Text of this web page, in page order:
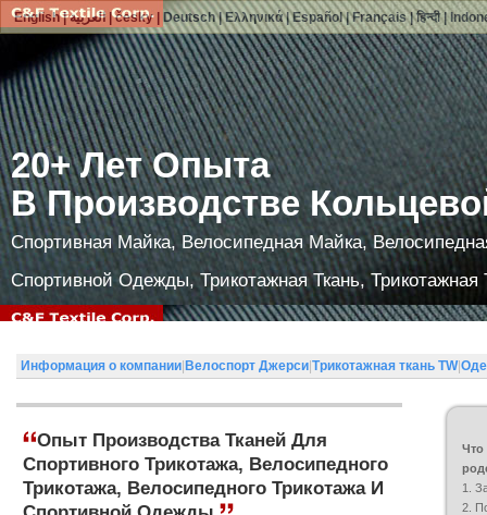
20+ Лет Опыта
В Производстве
Спортивная Майка, Велосипедная Майка,
Спортивной Одежды, Трикотажная Ткань, Трикотажная
Информация о компании Велоспорт Джерси Трикотажная ткань TW|
Опыт Производства Тканей Для
Спортивного Трикотажа, Велосипедного
Трикотажа, Велосипедного Трикотажа И
Что
1.
2.
English|العربية|česky| Deutsch|Ελληνικά|Español|Français|हिन्दी|